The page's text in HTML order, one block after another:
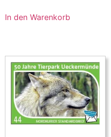
In den Warenkorb